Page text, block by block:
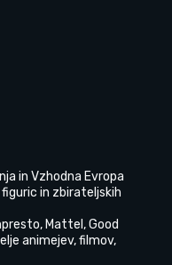
in Vzhodna Evropa
in zbirateljskih
Mattel, Good
animejev, filmov,